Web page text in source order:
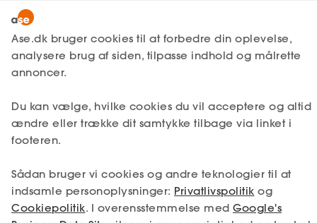
MitAse
Ase Selvstændig
Dokumenter.dk
Lønmodtager
Selvstændig
Etableret
Produkter
Få svar
Fordele
Selvstændig Få svar
Medarbejderforhold
Medarbejdertrivsel
Personalehåndbog - alt du
skal vide
Enhver arbejdsplads har brug for regler og
retningslinjer for at kunne få hverdagen og
samarbejdet til at fungere - her er
Ase.dk bruger cookies til at forbedre din oplevelse,
analysere brug af siden, tilpasse indhold og målrette
annoncer.
Du kan vælge, hvilke cookies du vil acceptere og altid
ændre eller trække dit samtykke tilbage via linket i
footeren.
Sådan bruger vi cookies og andre teknologier til at
indsamle personoplysninger: Privatlivspolitik og
Cookiepolitik. I overensstemmelse med Google's